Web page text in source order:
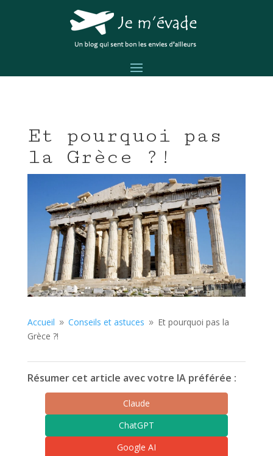
Et pourquoi pas
la Grèce ?!
Accueil 9 Conseils et astuces 9 Et pourquoi pas la
Grèce ?!
Résumer cet article avec votre IA préférée :
Claude
ChatGPT
Google AI